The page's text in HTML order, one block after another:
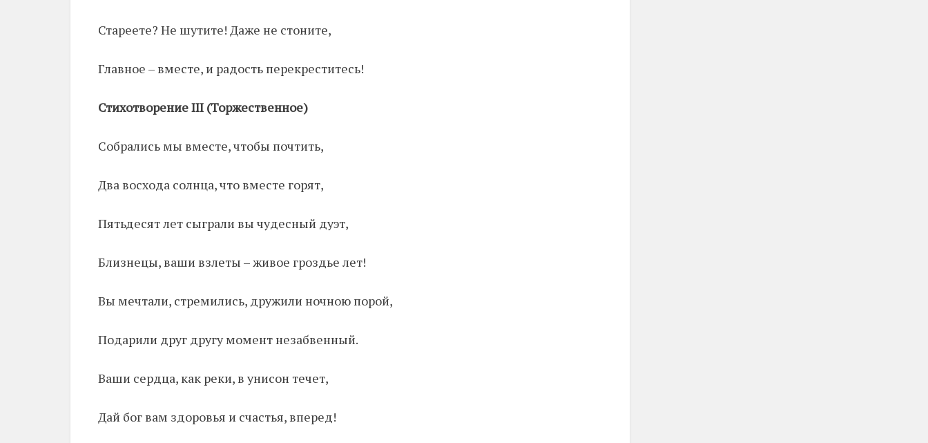
Стареете? Не шутите! Даже не стоните,
Главное – вместе, и радость перекреститесь!
Стихотворение III (Торжественное)
Собрались мы вместе, чтобы почтить,
Два восхода солнца, что вместе горят,
Пятьдесят лет сыграли вы чудесный дуэт,
Близнецы, ваши взлеты – живое гроздье лет!
Вы мечтали, стремились, дружили ночною порой,
Подарили друг другу момент незабвенный.
Ваши сердца, как реки, в унисон течет,
Дай бог вам здоровья и счастья, вперед!